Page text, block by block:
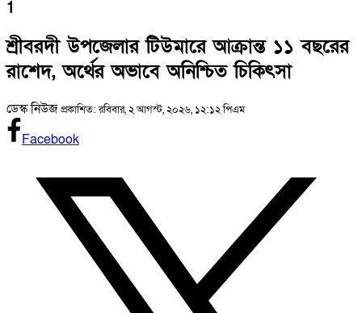
1
শ্রীবরদী উপজেলার টিউমারে আক্রান্ত ১১ বছরের
রাশেদ, অর্থের অভাবে অনিশ্চিত চিকিৎসা
ডেস্ক নিউজপ্রকাশিত: রবিবার, ২ আগস্ট, ২০২৬, ১২:১২ পিএম
Facebook